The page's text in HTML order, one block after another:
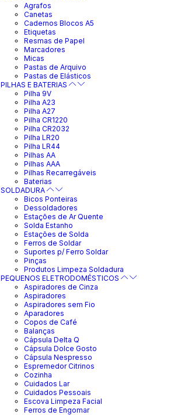
Agrafos
Canetas
Cadernos Blocos A5
Etiquetas
Resmas de Papel
Marcadores
Micas
Pastas de Arquivo
Pastas de Elásticos
PILHAS E BATERIAS
Pilha 9V
Pilha A23
Pilha A27
Pilha CR1220
Pilha CR2032
Pilha LR20
Pilha LR44
Pilhas AA
Pilhas AAA
Pilhas Recarregáveis
Baterias
SOLDADURA
Bicos Ponteiras
Dessoldadores
Estações de Ar Quente
Solda Estanho
Estações de Solda
Ferros de Soldar
Suportes p/ Ferro Soldar
Pinças
Produtos Limpeza Soldadura
PEQUENOS ELETRODOMÉSTICOS
Aspiradores de Cinza
Aspiradores
Aspiradores sem Fio
Aparadores
Copos de Café
Balanças
Cápsula Delta Q
Cápsula Dolce Gosto
Cápsula Nespresso
Espremedor Citrinos
Cozinha
Cuidados Lar
Cuidados Pessoais
Escova Limpeza Facial
Ferros de Engomar